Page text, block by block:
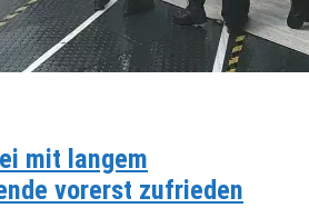
mit langem
vorerst zufrieden